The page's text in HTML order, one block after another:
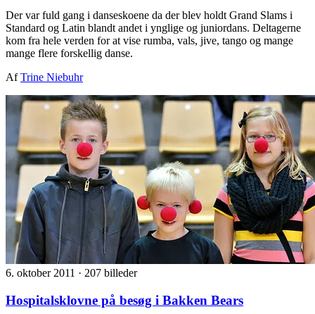
Der var fuld gang i danseskoene da der blev holdt Grand Slams i
Standard og Latin blandt andet i ynglige og juniordans. Deltagerne
kom fra hele verden for at vise rumba, vals, jive, tango og mange
mange flere forskellig danse.
AfTrine Niebuhr
6. oktober 2011 · 207 billeder
Hospitalsklovne på besøg i Bakken Bears